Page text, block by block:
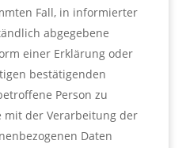
Fall, in informierter
abgegebene
einer Erklärung oder
bestätigenden
Person zu
mit der Verarbeitung der
Daten